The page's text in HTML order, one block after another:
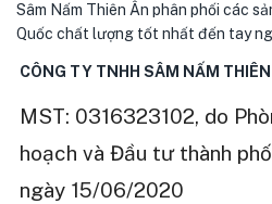
Sâm Nấm Thiên Ân phân phối các
Quốc chất lượng tốt nhất đến tay
CÔNG TY TNHH SÂM NẤM THIÊN
MST: 0316323102, do
hoạch và Đầu tư thành
ngày 15/06/2020